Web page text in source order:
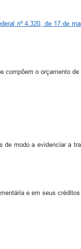
nº 4.320, de 17 de
compõem o orçamento de
modo a evidenciar a
e em seus